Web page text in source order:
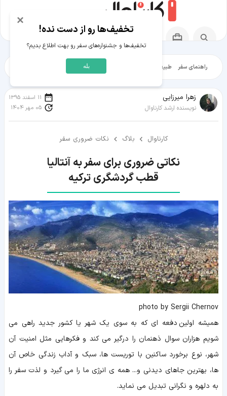
راهنمای سفر طبیعت‌گردی شهرگردی
زهرا میرزایی
نویسنده ارشد کارناوال
11 اسفند 1395
05 مهر 1404
کارناوال بلاگ نکات ضروری سفر
قطب گردشگری ترکیه
photo by Sergii Chernov
همیشه اولین دفعه ای که به سوی یک شهر یا کشور جدید راهی می
شویم هزاران سوال ذهنمان را درگیر می کند و فکرهایی مثل امنیت آن
شهر، نوع برخورد ساکنین با توریست ها، سبک و آداب زندگی خاص آن
ها، بهترین جاهای دیدنی و... همه ی انرژی ما را می گیرد و لذت سفر را
به دلهره و نگرانی تبدیل می نماید.
×
تخفیف‌ها رو از دست نده!
تخفیف‌ها و جشنواره‌های سفر رو بهت اطلاع بدیم؟
بله